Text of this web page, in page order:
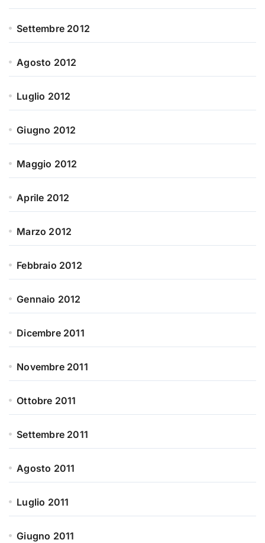
Settembre 2012
Agosto 2012
Luglio 2012
Giugno 2012
Maggio 2012
Aprile 2012
Marzo 2012
Febbraio 2012
Gennaio 2012
Dicembre 2011
Novembre 2011
Ottobre 2011
Settembre 2011
Agosto 2011
Luglio 2011
Giugno 2011